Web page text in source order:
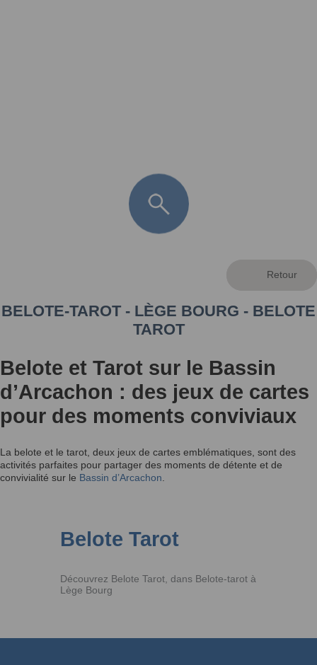
BELOTE-TAROT - LÈGE BOURG - BELOTE
TAROT
Belote et Tarot sur le Bassin
d’Arcachon : des jeux de cartes
pour des moments conviviaux
La belote et le tarot, deux jeux de cartes emblématiques, sont des
activités parfaites pour partager des moments de détente et de
convivialité sur le Bassin d’Arcachon
Belote Tarot
Découvrez Belote Tarot, dans Belote-tarot à
Lège Bourg